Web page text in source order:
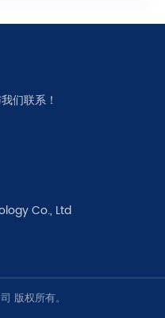
们联系！
Co., Ltd
版权所有。